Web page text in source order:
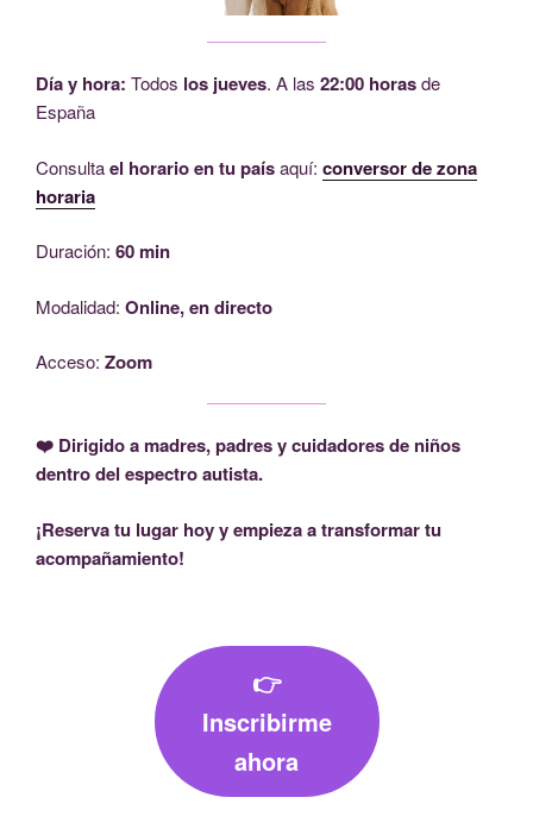
Día y hora: Todos los jueves. A las 22:00 horasde
España
Consultael horario en tu paísaquí: conversor de zona
horaria
Duración: 60 min
Modalidad: Online, en directo
Acceso: Zoom
❤️ Dirigido a madres, padres y cuidadores de niños
dentro del espectro autista.
¡Reserva tu lugar hoy y empieza a transformar tu
acompañamiento!
👉
Inscribirme
ahora